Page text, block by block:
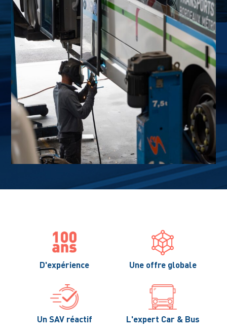
D'expérience Une offre globale
Un SAV réactif L'expert Car & Bus